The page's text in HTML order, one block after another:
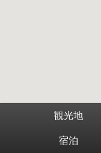
観光地
宿泊